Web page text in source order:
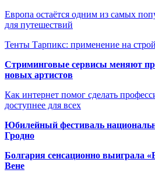
Европа остаётся одним из самых
для путешествий
Тенты Тарпикс: применение на
Стриминговые сервисы меняют
новых артистов
Как интернет помог сделать
доступнее для всех
Юбилейный фестиваль
Гродно
Болгария сенсационно выиграла
Вене